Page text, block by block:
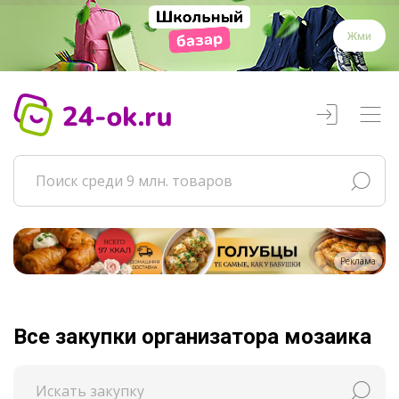
Жми
Реклама
Все закупки организатора мозаика